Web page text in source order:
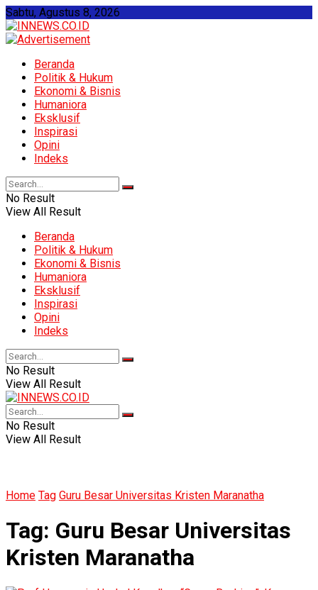
Sabtu, Agustus 8, 2026
Beranda
Politik & Hukum
Ekonomi & Bisnis
Humaniora
Eksklusif
Inspirasi
Opini
Indeks
No Result
View All Result
Beranda
Politik & Hukum
Ekonomi & Bisnis
Humaniora
Eksklusif
Inspirasi
Opini
Indeks
No Result
View All Result
No Result
View All Result
Home Tag Guru Besar Universitas Kristen Maranatha
Tag: Guru Besar Universitas
Kristen Maranatha